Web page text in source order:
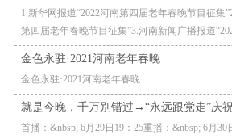
1.新华网报道“2022河南第四届老年春晚节目征集
第四届老年春晚节目征集”3.河南新闻广播报道
征集”4.河南卫视报道“2022河南第四届
金色永驻·2021河南老年春晚
金色永驻·2021河南老年春晚
首播：&nbsp; 6月29日19：25重播：&nbsp; 6月